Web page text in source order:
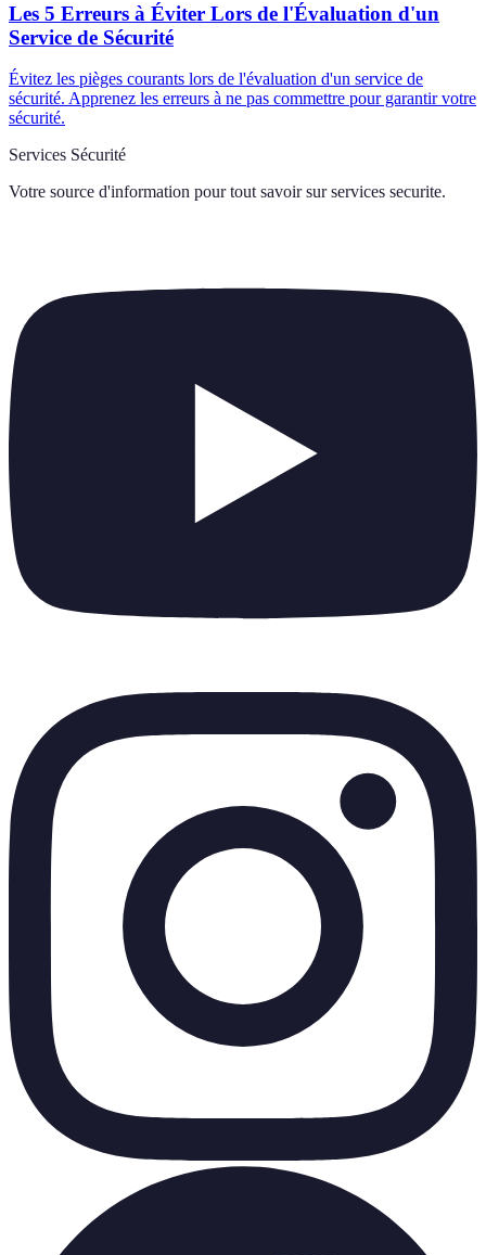
Les 5 Erreurs à Éviter Lors de l'Évaluation d'un
Service de Sécurité
Évitez les pièges courants lors de l'évaluation d'un service de
sécurité. Apprenez les erreurs à ne pas commettre pour garantir votre
sécurité.
Services Sécurité
Votre source d'information pour tout savoir sur services securite.